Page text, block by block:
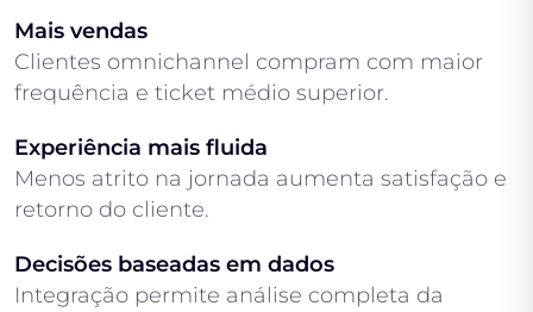
Mais vendas
Clientes omnichannel compram com maior
frequência e ticket médio superior.
Experiência mais fluida
Menos atrito na jornada aumenta satisfação e
retorno do cliente.
Decisões baseadas em dados
Integração permite análise completa da